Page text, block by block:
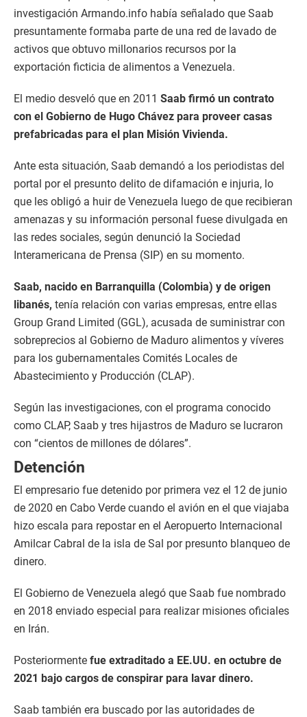
investigación Armando.info había señalado que Saab
presuntamente formaba parte de una red de lavado de
activos que obtuvo millonarios recursos por la
exportación ficticia de alimentos a Venezuela.
El medio desveló que en 2011 Saab firmó un contrato
con el Gobierno de Hugo Chávez para proveer casas
prefabricadas para el plan Misión Vivienda.
Ante esta situación, Saab demandó a los periodistas del
portal por el presunto delito de difamación e injuria, lo
que les obligó a huir de Venezuela luego de que recibieran
amenazas y su información personal fuese divulgada en
las redes sociales, según denunció la Sociedad
Interamericana de Prensa (SIP) en su momento.
Saab, nacido en Barranquilla (Colombia) y de origen
libanés, tenía relación con varias empresas, entre ellas
Group Grand Limited (GGL), acusada de suministrar con
sobreprecios al Gobierno de Maduro alimentos y víveres
para los gubernamentales Comités Locales de
Abastecimiento y Producción (CLAP).
Según las investigaciones, con el programa conocido
como CLAP, Saab y tres hijastros de Maduro se lucraron
con “cientos de millones de dólares”.
Detención
El empresario fue detenido por primera vez el 12 de junio
de 2020 en Cabo Verde cuando el avión en el que viajaba
hizo escala para repostar en el Aeropuerto Internacional
Amilcar Cabral de la isla de Sal por presunto blanqueo de
dinero.
El Gobierno de Venezuela alegó que Saab fue nombrado
en 2018 enviado especial para realizar misiones oficiales
en Irán.
Posteriormente fue extraditado a EE.UU. en octubre de
2021 bajo cargos de conspirar para lavar dinero.
Saab también era buscado por las autoridades de